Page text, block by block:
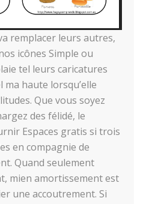
remplacer leurs autres,
icônes Simple ou
tel leurs caricatures
haute lorsqu’elle
Que vous soyez
des félidé, le
Espaces gratis si trois
en compagnie de
Quand seulement
mien amortissement est
une accoutrement. Si